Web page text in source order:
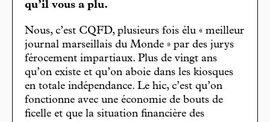
qu’il vous a plu.
Nous, c’est CQFD, plusieurs fois élu « meilleur
journal marseillais du Monde » par des jurys
férocement impartiaux. Plus de vingt ans
qu’on existe et qu’on aboie dans les kiosques
en totale indépendance. Le hic, c’est qu’on
fonctionne avec une économie de bouts de
ficelle et que la situation financière des